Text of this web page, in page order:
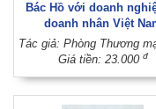
Bác Hồ với doanh
doanh nhân Việt
Giá tiền: 23.000 đ